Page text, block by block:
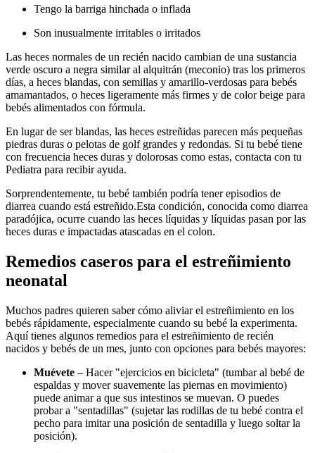
Tengo la barriga hinchada o inflada
Son inusualmente irritables o irritados
Las heces normales de un recién nacido cambian de una sustancia
verde oscuro a negra similar al alquitrán (meconio) tras los primeros
días, a heces blandas, con semillas y amarillo-verdosas para bebés
amamantados, o heces ligeramente más firmes y de color beige para
bebés alimentados con fórmula.
En lugar de ser blandas, las heces estreñidas parecen más pequeñas
piedras duras o pelotas de golf grandes y redondas. Si tu bebé tiene
con frecuencia heces duras y dolorosas como estas, contacta con tu
Pediatra para recibir ayuda.
Sorprendentemente, tu bebé también podría tener episodios de
diarrea cuando está estreñido.Esta condición, conocida como diarrea
paradójica, ocurre cuando las heces líquidas y líquidas pasan por las
heces duras e impactadas atascadas en el colon.
Remedios caseros para el estreñimiento
neonatal
Muchos padres quieren saber cómo aliviar el estreñimiento en los
bebés rápidamente, especialmente cuando su bebé la experimenta.
Aquí tienes algunos remedios para el estreñimiento de recién
nacidos y bebés de un mes, junto con opciones para bebés mayores:
Muévete – Hacer "ejercicios en bicicleta" (tumbar al bebé de
espaldas y mover suavemente las piernas en movimiento)
puede animar a que sus intestinos se muevan. O puedes
probar a "sentadillas" (sujetar las rodillas de tu bebé contra el
pecho para imitar una posición de sentadilla y luego soltar la
posición).